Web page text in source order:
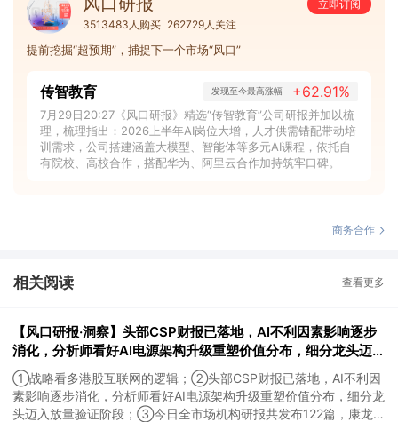
立即订阅
3513483人购买 262729人关注
提前挖掘“超预期”，捕捉下一个市场“风口”
传智教育 发现至今最高涨幅 +62.91%
7月29日20:27《风口研报》精选“传智教育”公司研报并加以梳
理，梳理指出：2026上半年AI岗位大增，人才供需错配带动培
训需求，公司搭建涵盖大模型、智能体等多元AI课程，依托自
有院校、高校合作，搭配华为、阿里云合作加持筑牢口碑。
商务合作
相关阅读 查看更多
【风口研报·洞察】头部CSP财报已落地，AI不利因素影响逐步
消化，分析师看好AI电源架构升级重塑价值分布，细分龙头迈入
放量验证阶段；战略看多港股互联网的逻辑
①战略看多港股互联网的逻辑；②头部CSP财报已落地，AI不利因
素影响逐步消化，分析师看好AI电源架构升级重塑价值分布，细分龙
头迈入放量验证阶段；③今日全市场机构研报共发布122篇，康龙化